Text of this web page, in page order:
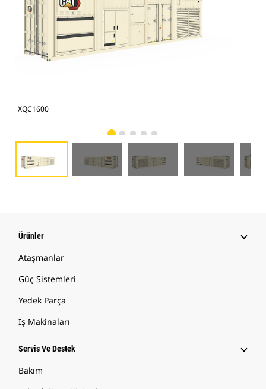
XQC1600
Ürünler
Ataşmanlar
Güç Sistemleri
Yedek Parça
İş Makinaları
Servis Ve Destek
Bakım